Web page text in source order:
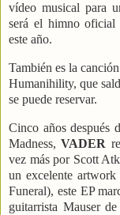
vídeo musical para
será el himno oficial
este año.
También es la
Humanihility, que
se puede reservar.
Cinco años después
Madness,VADER
vez más por Scott
un excelente
Funeral), este EP
guitarrista Mauser